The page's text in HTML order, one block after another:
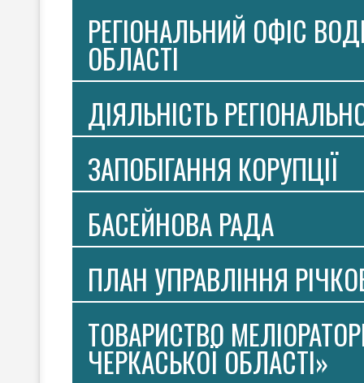
РЕГІОНАЛЬНИЙ ОФІС
ОБЛАСТІ
ДІЯЛЬНІСТЬ
ЗАПОБІГАННЯ КОРУПЦІЇ
БАСЕЙНОВА РАДА
ПЛАН УПРАВЛІННЯ
ТОВАРИСТВО
ЧЕРКАСЬКОЇ ОБЛАСТІ»